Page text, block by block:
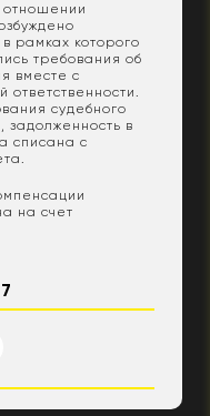
отношении
рамках которого
требования об
вместе с
судебного
задолженность в
списана с
на счет